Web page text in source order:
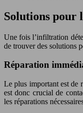
Solutions pour
Une fois l’infiltration
de trouver des solutions
Réparation
Le plus important est de
est donc crucial de
les réparations